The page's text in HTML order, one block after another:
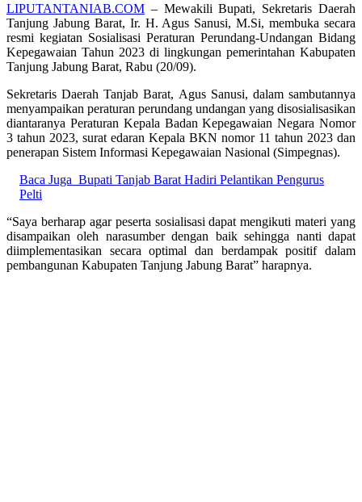
LIPUTANTANIAB.COM – Mewakili Bupati, Sekretaris Daerah
Tanjung Jabung Barat, Ir. H. Agus Sanusi, M.Si, membuka secara
resmi kegiatan Sosialisasi Peraturan Perundang-Undangan Bidang
Kepegawaian Tahun 2023 di lingkungan pemerintahan Kabupaten
Tanjung Jabung Barat, Rabu (20/09).
Sekretaris Daerah Tanjab Barat, Agus Sanusi, dalam sambutannya
menyampaikan peraturan perundang undangan yang disosialisasikan
diantaranya Peraturan Kepala Badan Kepegawaian Negara Nomor
3 tahun 2023, surat edaran Kepala BKN nomor 11 tahun 2023 dan
penerapan Sistem Informasi Kepegawaian Nasional (Simpegnas).
Baca Juga Bupati Tanjab Barat Hadiri Pelantikan Pengurus
Pelti
“Saya berharap agar peserta sosialisasi dapat mengikuti materi yang
disampaikan oleh narasumber dengan baik sehingga nanti dapat
diimplementasikan secara optimal dan berdampak positif dalam
pembangunan Kabupaten Tanjung Jabung Barat” harapnya.